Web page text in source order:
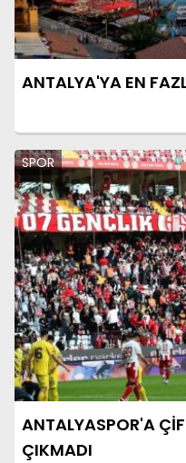
ANTALYA'YA EN
SPOR
ANTALYASPOR'A
ÇIKMADI